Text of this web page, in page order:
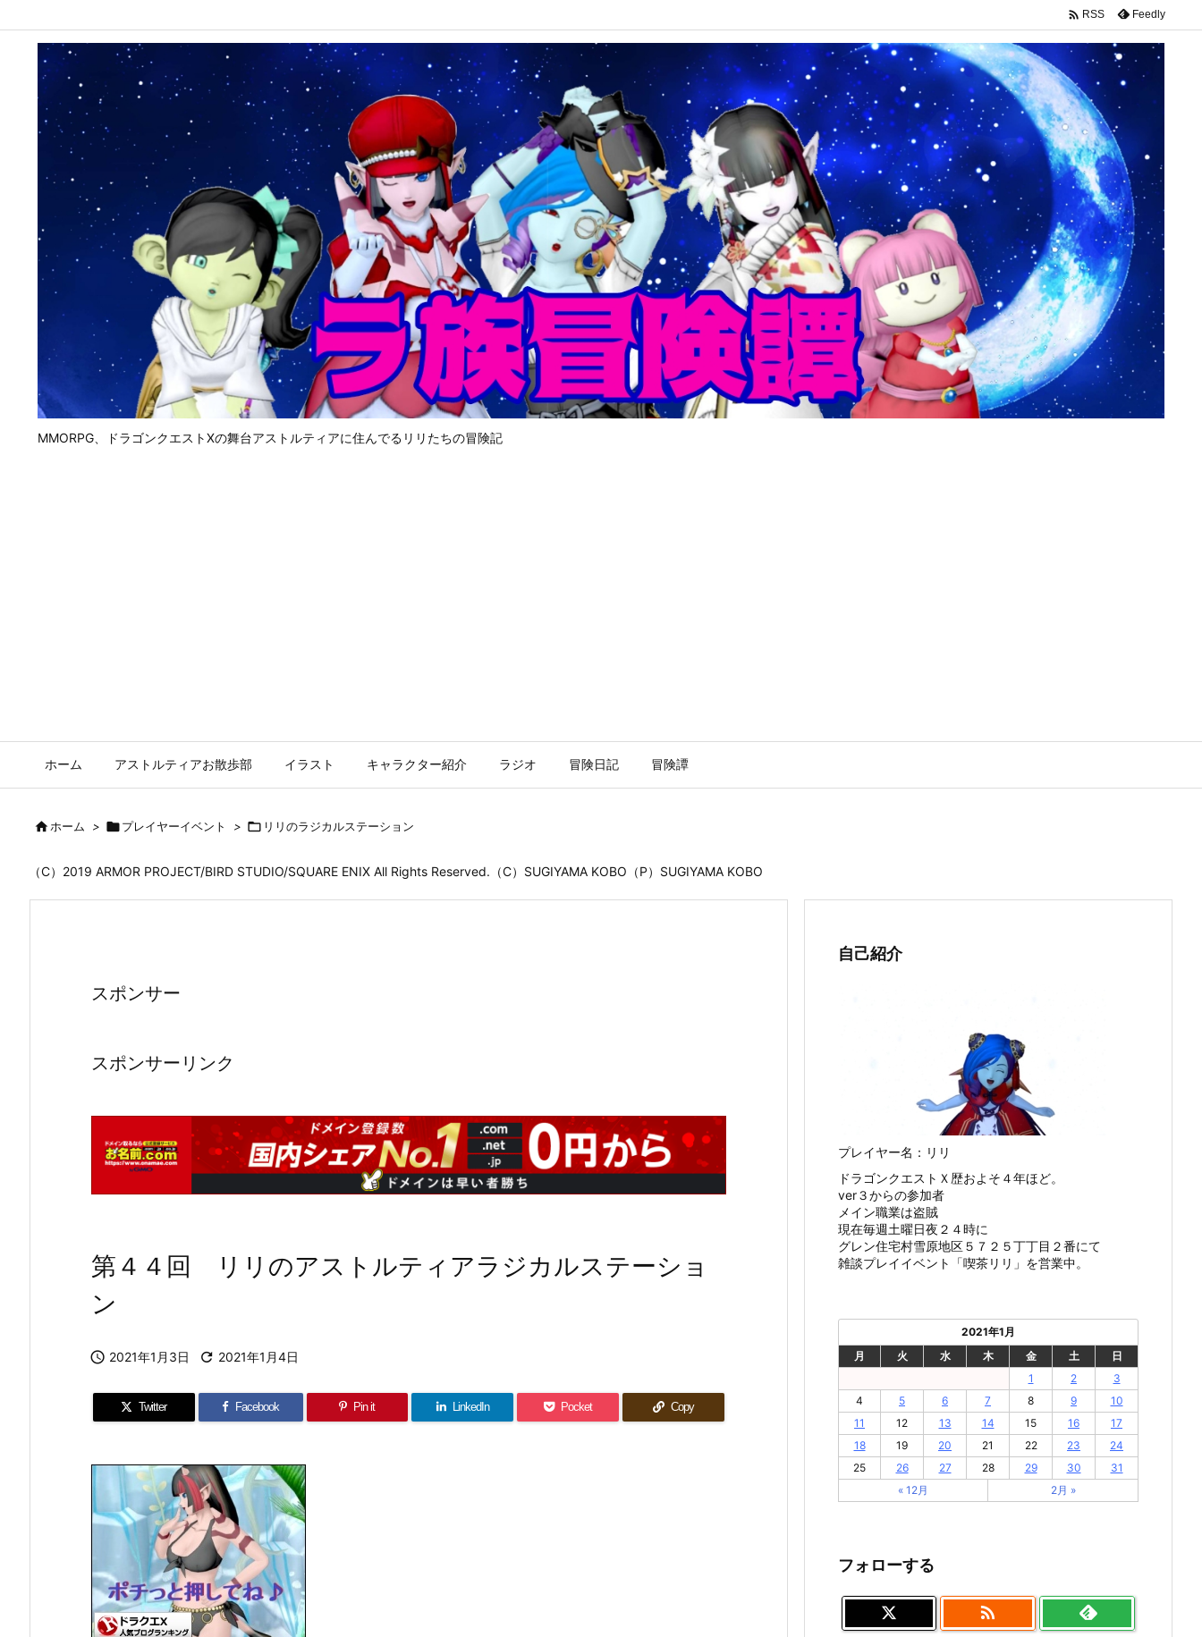
MMORPG、ドラゴンクエストⅩの舞台アストルティアに住んでるリリたちの冒険記
ホーム アストルティアお散歩部 イラスト キャラクター紹介 ラジオ 冒険日記 冒険譚
 RSS Feedly
ホーム > プレイヤーイベント >  リリのラジカルステーション
（C）2019 ARMOR PROJECT/BIRD STUDIO/SQUARE ENIX All Rights Reserved.（C）SUGIYAMA KOBO（P）SUGIYAMA KOBO
スポンサー
スポンサーリンク
第４４回 リリのアストルティアラジカルステーショ
ン
 2021年1月3日  2021年1月4日
Twitter Facebook Pin it LinkedIn Pocket Copy
自己紹介
プレイヤー名：リリ
ドラゴンクエストＸ歴およそ４年ほど。
ver３からの参加者
メイン職業は盗賊
現在毎週土曜日夜２４時に
グレン住宅村雪原地区５７２５丁丁目２番にて
雑談プレイイベント「喫茶リリ」を営業中。
2021年1月
月
火 水 木 金 土
日
1
2
3
4
5 6 7 8 9
10
11
12 13 14 15 16
17
18
19 20 21 22 23
24
25
26 27 28 29 30
31
« 12月
2月 »
フォローする
